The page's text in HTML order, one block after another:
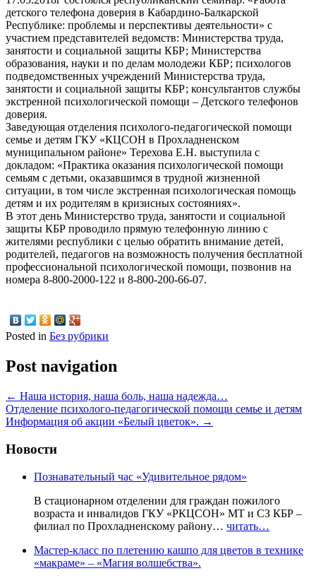
детского телефона доверия в Кабардино-Балкарской
Республике: проблемы и перспективы деятельности» с
участием представителей ведомств: Министерства труда,
занятости и социальной защиты КБР; Министерства
образования, науки и по делам молодежи КБР; психологов
подведомственных учреждений Министерства труда,
занятости и социальной защиты КБР; консультантов службы
экстренной психологической помощи – Детского телефонов
доверия.
Заведующая отделения психолого-педагогической помощи
семье и детям ГКУ «КЦСОН в Прохладненском
муниципальном районе» Терехова Е.Н. выступила с
докладом: «Практика оказания психологической помощи
семьям с детьми, оказавшимся в трудной жизненной
ситуации, в том числе экстренная психологическая помощь
детям и их родителям в кризисных состояниях».
В этот день Министерство труда, занятости и социальной
защиты КБР проводило прямую телефонную линию с
жителями республики с целью обратить внимание детей,
родителей, педагогов на возможность получения бесплатной
профессиональной психологической помощи, позвонив на
номера 8-800-2000-122 и 8-800-200-66-07.
Posted in Без рубрики
Post navigation
← Наша история, наша боль, наша надежда…
Отделение психолого-педагогической помощи семье и детям
Информация об акции «Белый цветок». →
Новости
Познавательный час «Удивительное рядом»
В стационарном отделении для граждан пожилого
возраста и инвалидов ГКУ «РКЦСОН» МТ и СЗ КБР –
филиал по Прохладненскому району… читать…
Мастер-класс по плетению кашпо для цветов в технике
«макраме» – «Магия волшебства».